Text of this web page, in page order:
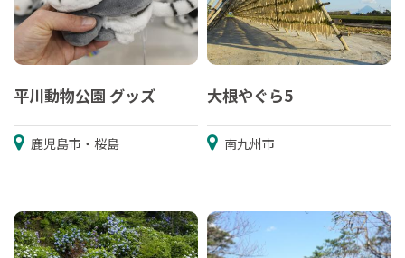
平川動物公園 グッズ
鹿児島市・桜島
大根やぐら5
南九州市